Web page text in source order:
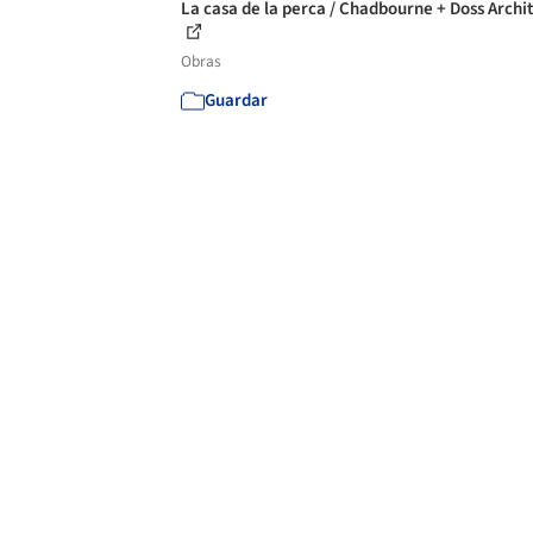
La casa de la perca / Chadbourne + Doss
Obras
Guardar